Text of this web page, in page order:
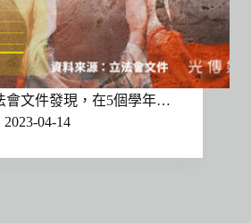
會文件發現，在5個學年…
2023-04-14